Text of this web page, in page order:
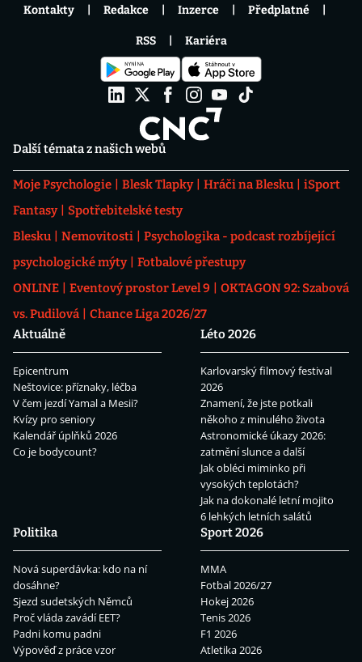
Další témata z našich webů
Moje Psychologie Blesk Tlapky Hráči na Blesku
iSport
Fantasy
Spotřebitelské testy
Blesku
Nemovitosti
Psychologika - podcast rozbíjející
psychologické mýty
Fotbalové přestupy
ONLINE
Eventový prostor Level 9
OKTAGON 92: Szabová
vs. Pudilová
Chance Liga 2026/27
Aktuálně
Epicentrum
Neštovice: příznaky, léčba
V čem jezdí Yamal a Mesii?
Kvízy pro seniory
Kalendář úplňků 2026
Co je bodycount?
Léto 2026
Karlovarský filmový festival
2026
Znamení, že jste potkali
někoho z minulého života
Astronomické úkazy 2026:
zatmění slunce a další
Jak obléci miminko při
vysokých teplotách?
Jak na dokonalé letní mojito
6 lehkých letních salátů
Politika
Nová superdávka: kdo na ní
dosáhne?
Sjezd sudetských Němců
Proč vláda zavádí EET?
Padni komu padni
Výpověď z práce vzor
Sport 2026
MMA
Fotbal 2026/27
Hokej 2026
Tenis 2026
F1 2026
Atletika 2026
Kontakty Redakce Inzerce Předplatné
RSS Kariéra